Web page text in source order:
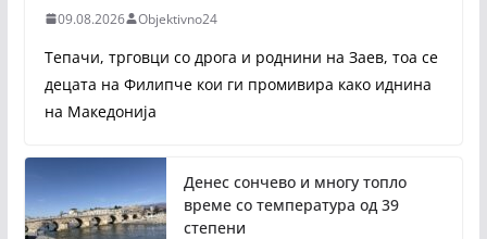
09.08.2026 Objektivno24
Тепачи, трговци со дрога и роднини на Заев, тоа се
децата на Филипче кои ги промивира како иднина
на Македонија
Денес сончево и многу топло
време со температура од 39
степени